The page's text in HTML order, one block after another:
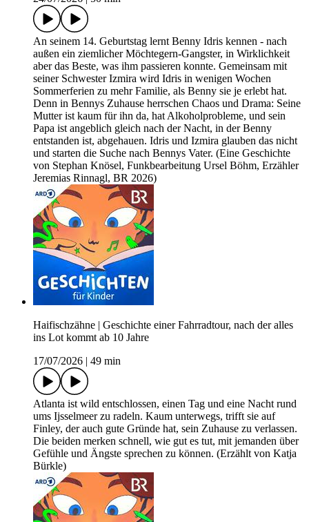
An seinem 14. Geburtstag lernt Benny Idris kennen - nach
außen ein ziemlicher Möchtegern-Gangster, in Wirklichkeit
aber das Beste, was ihm passieren konnte. Gemeinsam mit
seiner Schwester Izmira wird Idris in wenigen Wochen
Sommerferien zu mehr Familie, als Benny sie je erlebt hat.
Denn in Bennys Zuhause herrschen Chaos und Drama: Seine
Mutter ist kaum für ihn da, hat Alkoholprobleme, und sein
Papa ist angeblich gleich nach der Nacht, in der Benny
entstanden ist, abgehauen. Idris und Izmira glauben das nicht
und starten die Suche nach Bennys Vater. (Eine Geschichte
von Stephan Knösel, Funkbearbeitung Ursel Böhm, Erzähler
Jeremias Rinnagl, BR 2026)
Haifischzähne | Geschichte einer Fahrradtour, nach der alles
ins Lot kommt ab 10 Jahre
17/07/2026
49 min
Atlanta ist wild entschlossen, einen Tag und eine Nacht rund
ums Ijsselmeer zu radeln. Kaum unterwegs, trifft sie auf
Finley, der auch gute Gründe hat, sein Zuhause zu verlassen.
Die beiden merken schnell, wie gut es tut, mit jemanden über
Gefühle und Ängste sprechen zu können. (Erzählt von Katja
Bürkle)